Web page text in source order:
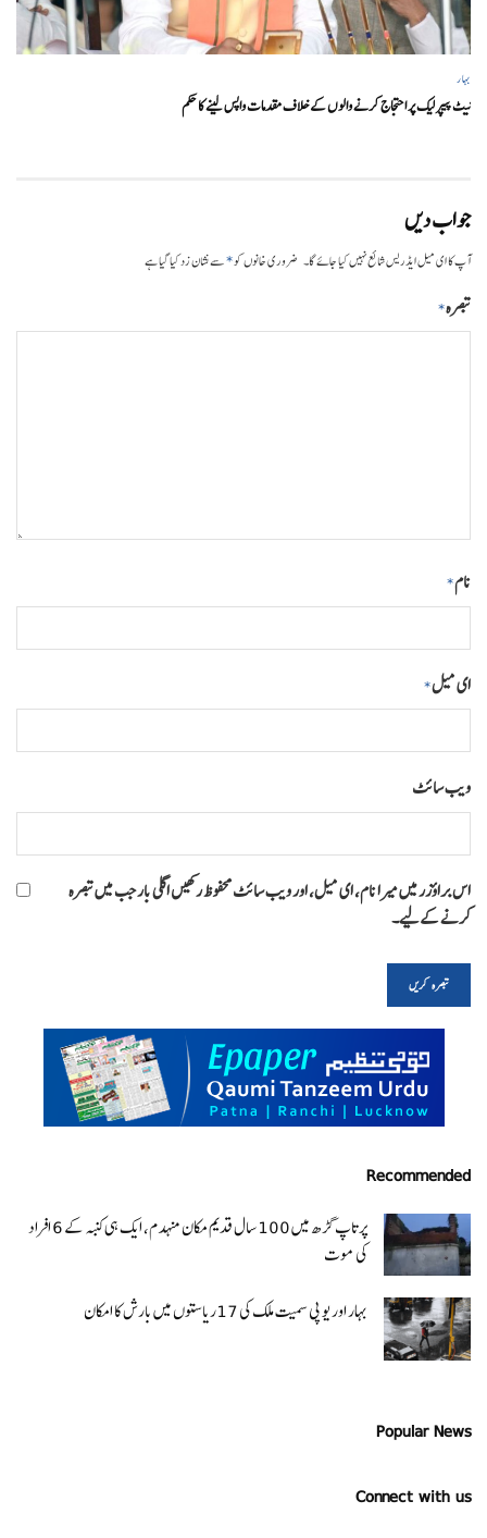
بہار
نیٹ پیپر لیک پر احتجاج کرنے والوں کے خلاف مقدمات واپس لینے کا حکم
جواب دیں
آپ کا ای میل ایڈریس شائع نہیں کیا جائے گا۔ ضروری خانوں کو*سے نشان زد کیا گیا ہے
تبصرہ*
نام*
ای میل*
ویب‌ سائٹ
اس براؤزر میں میرا نام، ای میل، اور ویب سائٹ محفوظ رکھیں اگلی بار جب میں تبصرہ
کرنے کےلیے۔
Recommended
پرتاپ گڑھ میں 100 سال قدیم مکان منہدم، ایک ہی کنبہ کے 6 افراد
کی موت
بہار اور یو پی سمیت ملک کی 17ریاستوں میں بارش کا امکان
Popular News
Connect with us